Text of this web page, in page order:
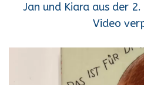
Jan und Kiara aus der
Video